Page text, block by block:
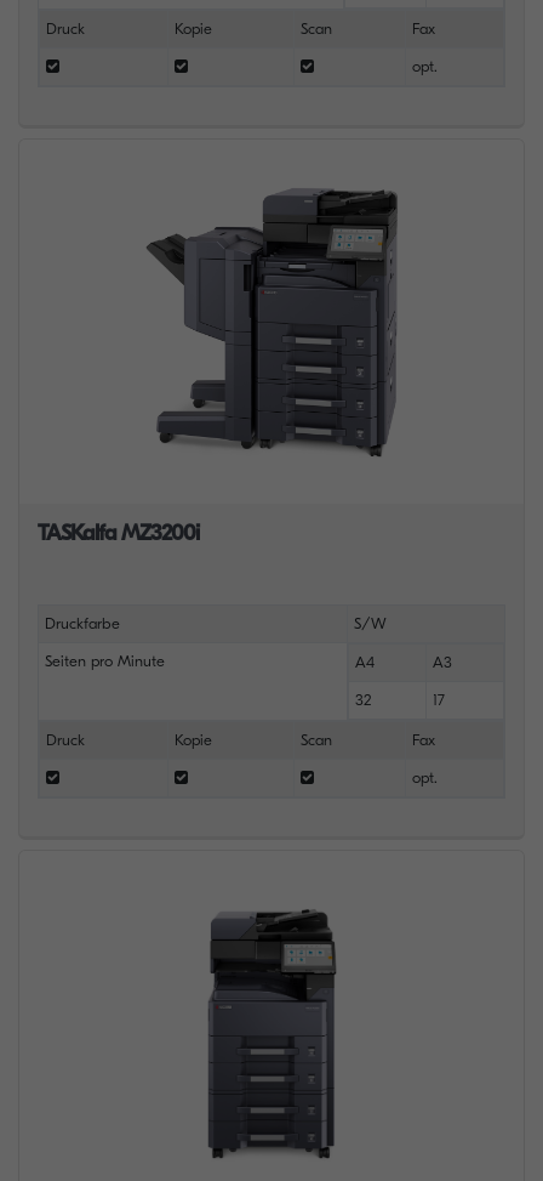
Druck Kopie Scan Fax
opt.
TASKalfa MZ3200i
Druckfarbe S/W
Seiten pro Minute A4 A3
32 17
Druck Kopie Scan Fax
opt.